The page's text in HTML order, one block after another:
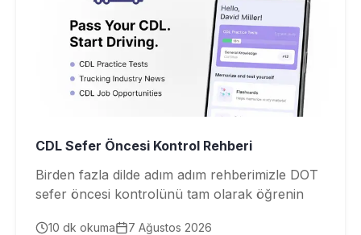
CDL Sefer Öncesi Kontrol Rehberi
Birden fazla dilde adım adım rehberimizle DOT
sefer öncesi kontrolünü tam olarak öğrenin
10 dk okuma 7 Ağustos 2026